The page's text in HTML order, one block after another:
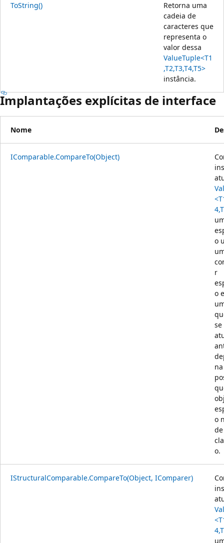
ToString()
Retorna uma
cadeia de
caracteres que
representa o
valor dessa
ValueTuple<T1
,T2,T3,T4,T5>
instância.
Implantações explícitas de interface
Nome
IComparable.CompareTo(Object)
o
r
o
se
o
de
o.
IStructuralComparable.CompareTo(Object, IComparer)